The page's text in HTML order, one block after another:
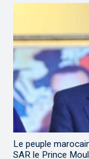
Le peuple
SAR le Prince